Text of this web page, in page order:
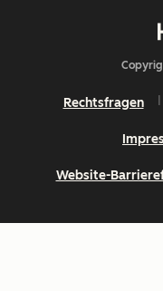
Rechtsfragen
Website-